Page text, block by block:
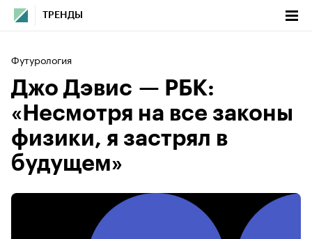
ТРЕНДЫ
Футурология
Джо Дэвис — РБК:
«Несмотря на все законы
физики, я застрял в
будущем»